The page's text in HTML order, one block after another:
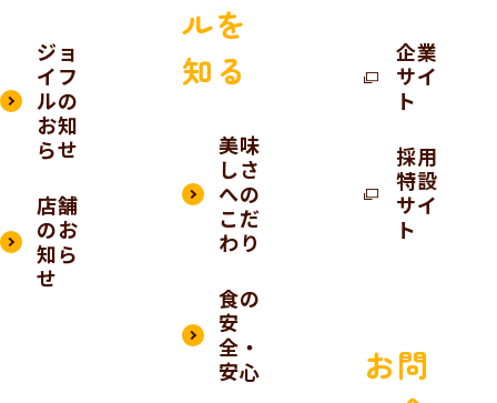
ジョ
イフ
ルの
お知
らせ
店舗
のお
知ら
せ
ルを
知る
美味
しさ
への
こだ
わり
食の
安
全・
安心
企業
サイ
ト
採用
特設
サイ
ト
お問